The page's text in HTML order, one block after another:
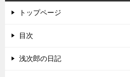
トップページ
目次
浅次郎の日記